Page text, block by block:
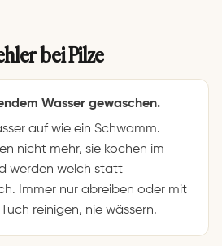
bei Pilze
Wasser gewaschen.
auf wie ein Schwamm.
nicht mehr, sie kochen im
werden weich statt
Immer nur abreiben oder mit
reinigen, nie wässern.